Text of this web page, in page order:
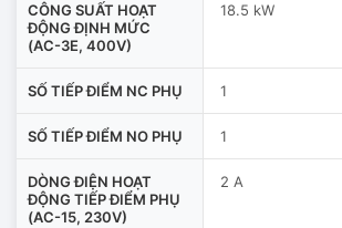
CÔNG SUẤT HOẠT
ĐỘNG ĐỊNH MỨC
(AC-3E, 400V)
18.5 kW
SỐ TIẾP ĐIỂM NC PHỤ 1
SỐ TIẾP ĐIỂM NO PHỤ 1
DÒNG ĐIỆN HOẠT
ĐỘNG TIẾP ĐIỂM PHỤ
(AC-15, 230V)
2 A